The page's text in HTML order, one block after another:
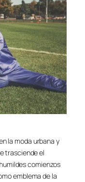
la moda urbana y
trasciende el
comienzos
emblema de la